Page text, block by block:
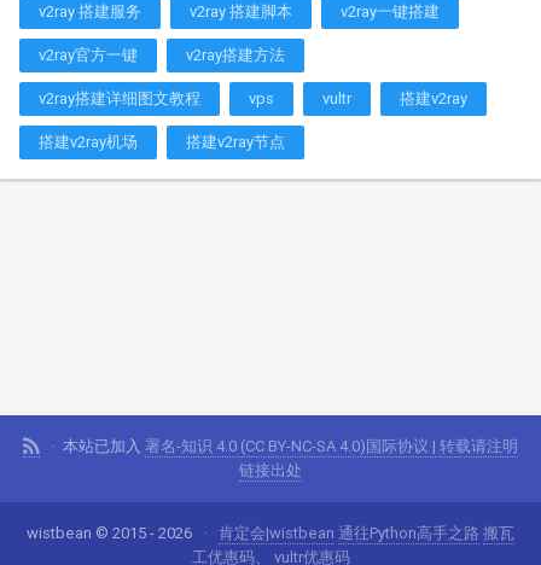
v2ray 搭建服务 v2ray 搭建脚本 v2ray一键搭建
v2ray官方一键 v2ray搭建方法
v2ray搭建详细图文教程 vps vultr 搭建v2ray
搭建v2ray机场 搭建v2ray节点
本站已加入 署名-知识 4.0 (CC BY-NC-SA 4.0)国际协议 | 转载请注明
链接出处
wistbean © 2015 - 2026 肯定会|wistbean 通往Python高手之路 搬瓦
工优惠码、 vultr优惠码